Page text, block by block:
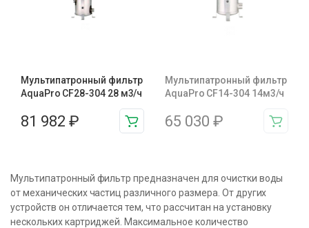
Мультипатронный фильтр
AquaPro CF28-304 28 м3/ч
81 982 ₽
Мультипатронный фильтр
AquaPro CF14-304 14м3/ч
65 030 ₽
Мультипатронный фильтр предназначен для очистки воды
от механических частиц различного размера. От других
устройств он отличается тем, что рассчитан на установку
нескольких картриджей. Максимальное количество